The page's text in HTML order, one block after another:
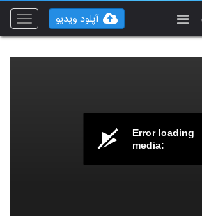
Toggle
آپلود ویدیو
Error loading
media: